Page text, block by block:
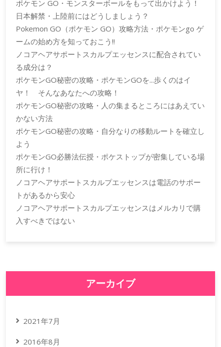
ポケモン GO・モンスターボールをもって出かけよう！
日本解禁・上陸前にはどうしましょう？
Pokemon GO（ポケモン GO）攻略方法・ポケモンgo ゲ
ームの始め方を知っておこう!!
ノコアヘアサポートスカルプエッセンスに配合されてい
る成分は？
ポケモンGO秘密の攻略・ポケモンGOを...歩くのはイ
ヤ！ そんなあなたへの攻略！
ポケモンGO秘密の攻略・人の集まるところにはあえてい
かない方法
ポケモンGO秘密の攻略・自分なりの移動ルートを確立し
よう
ポケモンGO必勝法伝授・ポケストップが密集している場
所に行け！
ノコアヘアサポートスカルプエッセンスは電話のサポー
トがあるから安心
ノコアヘアサポートスカルプエッセンスはメルカリで購
入すべきではない
アーカイブ
2021年7月
2016年8月